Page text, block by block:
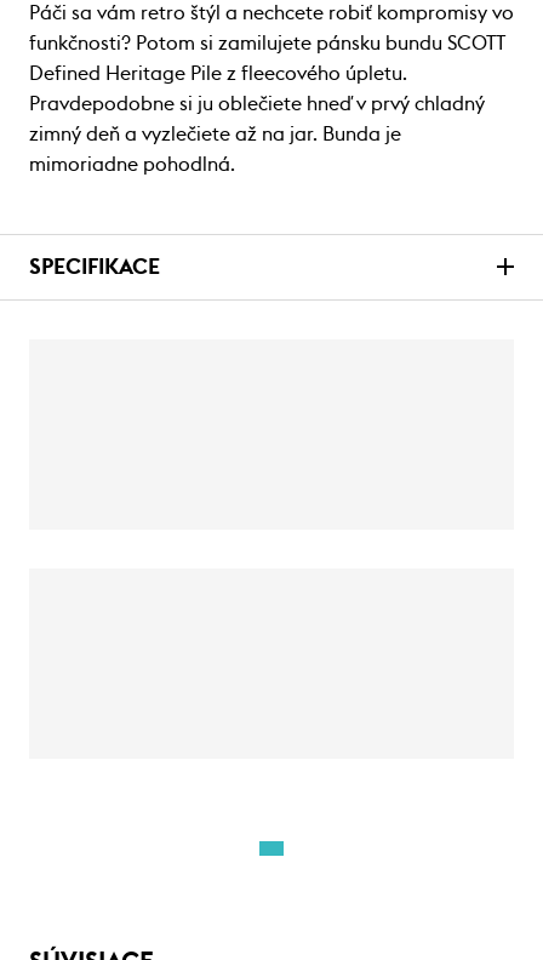
Páči sa vám retro štýl a nechcete robiť kompromisy vo
funkčnosti? Potom si zamilujete pánsku bundu SCOTT
Defined Heritage Pile z fleecového úpletu.
Pravdepodobne si ju oblečiete hneď v prvý chladný
zimný deň a vyzlečiete až na jar. Bunda je
mimoriadne pohodlná.
SPECIFIKACE